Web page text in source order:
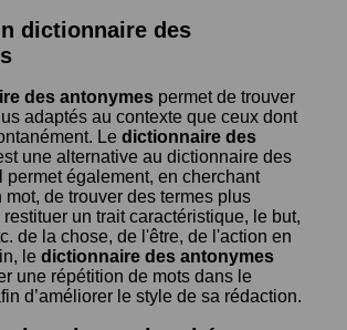
dictionnaire des
des antonymes permet de trouver
adaptés au contexte que ceux dont
Le dictionnaire des
une alternative au dictionnaire des
permet également, en cherchant
mot, de trouver des termes plus
un trait caractéristique, le but,
de la chose, de l'être, de l'action en
le dictionnaire des antonymes
une répétition de mots dans le
d’améliorer le style de sa rédaction.